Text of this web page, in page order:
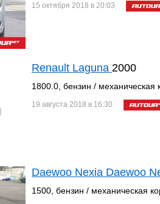
15 октября 2018 в 20:03
Renault Laguna 2000
1800.0, бензин / механическая
19 августа 2018 в 16:30
Daewoo Nexia Daewoo
1500, бензин / механическая